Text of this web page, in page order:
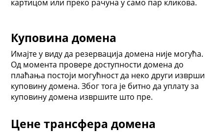
картицом или преко рачуна у само пар кликова.
Куповина домена
Имајте у виду да резервација домена није могућа.
Од момента провере доступности домена до
плаћања постоји могућност да неко други изврши
куповину домена. Због тога је битно да уплату за
куповину домена извршите што пре.
Цене трансфера домена